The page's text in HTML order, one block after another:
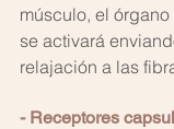
músculo, el
se activará
relajación a las
- Receptores